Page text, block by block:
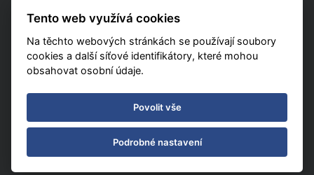
Tento web využívá cookies
Na těchto webových stránkách se používají soubory
cookies a další síťové identifikátory, které mohou
obsahovat osobní údaje.
Povolit vše
Podrobné nastavení